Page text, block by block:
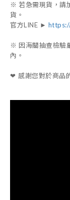
※ 若急需現貨，請
貨。
官方LINE ►
※ 因海關抽查檢驗
內。
❤︎ 感謝您對於商品